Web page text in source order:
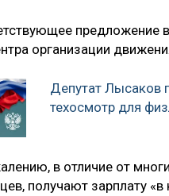
предложение
организации
Депутат Лысаков
техосмотр для
в отличие от
получают зарплату